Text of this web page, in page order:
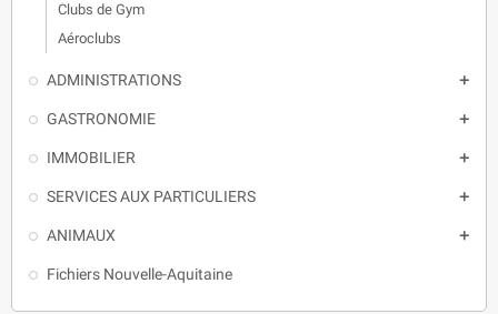
Clubs de Gym
Aéroclubs
ADMINISTRATIONS 
GASTRONOMIE 
IMMOBILIER 
SERVICES AUX PARTICULIERS 
ANIMAUX 
Fichiers Nouvelle-Aquitaine